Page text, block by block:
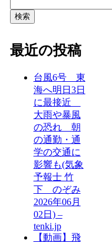
検索
最近の投稿
台風6号 東
海へ明日3日
に最接近
大雨や暴風
の恐れ 朝
の通勤・通
学の交通に
影響も(気象
予報士 竹
下 のぞみ
2026年06月
02日) –
tenki.jp
【動画】飛